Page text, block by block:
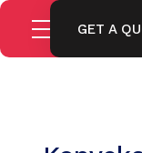
GET A